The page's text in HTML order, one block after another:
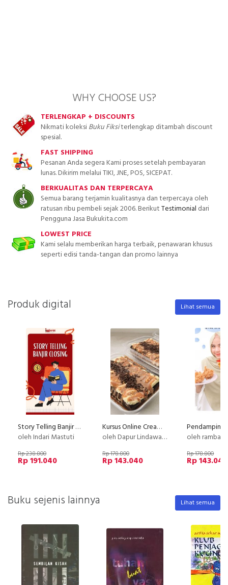
WHY CHOOSE US?
TERLENGKAP + DISCOUNTS
Nikmati koleksiBuku Fiksiterlengkap ditambah discount
spesial.
FAST SHIPPING
Pesanan Anda segera Kami proses setelah pembayaran
lunas. Dikirim melalui TIKI, JNE, POS, SICEPAT.
BERKUALITAS DAN TERPERCAYA
Semua barang terjamin kualitasnya dan terpercaya oleh
ratusan ribu pembeli sejak 2006. BerikutTestimonial dari
Pengguna Jasa Bukukita.com
LOWEST PRICE
Kami selalu memberikan harga terbaik, penawaran khusus
seperti edisi tanda-tangan dan promo lainnya
Produk digital Lihat semua
Story Telling Banjir Closing
oleh Indari Mastuti
Rp 238.800
Rp 191.040
Kursus Online Creamy Bombom Dapur Lindawaty PU
oleh Dapur Lindawaty
Rp 178.800
Rp 143.040
oleh rambat
Rp 178.800
Rp 143.040
Buku sejenis lainnya Lihat semua